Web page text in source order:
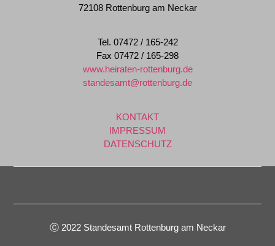
72108 Rottenburg am Neckar
Tel. 07472 / 165-242
Fax 07472 / 165-298
www.heiraten-rottenburg.de
standesamt@rottenburg.de
KONTAKT
IMPRESSUM
DATENSCHUTZ
Ⓒ 2022 Standesamt Rottenburg am Neckar